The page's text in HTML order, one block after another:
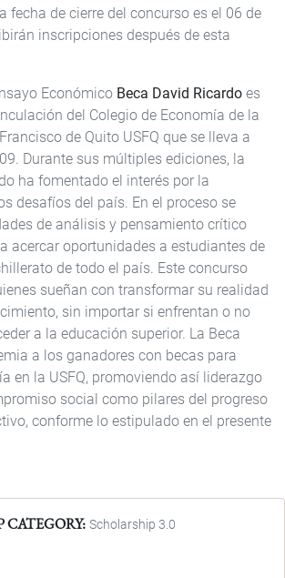
fecha de cierre del concurso es el 06 de
inscripciones después de esta
Económico Beca David Ricardo es
del Colegio de Economía de la
de Quito USFQ que se lleva a
Durante sus múltiples ediciones, la
ha fomentado el interés por la
desafíos del país. En el proceso se
de análisis y pensamiento crítico
acercar oportunidades a estudiantes de
de todo el país. Este concurso
sueñan con transformar su realidad
sin importar si enfrentan o no
a la educación superior. La Beca
a los ganadores con becas para
en la USFQ, promoviendo así liderazgo
social como pilares del progreso
conforme lo estipulado en el presente
CATEGORY Scholarship 3.0